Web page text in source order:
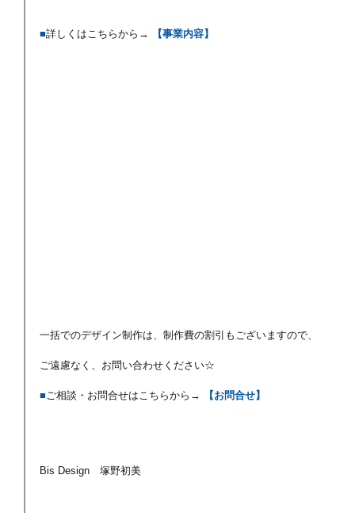
■詳しくはこちらから→ 【事業内容】
一括でのデザイン制作は、制作費の割引もございますので、
ご遠慮なく、お問い合わせください☆
■ご相談・お問合せはこちらから→ 【お問合せ】
Bis Design　塚野初美